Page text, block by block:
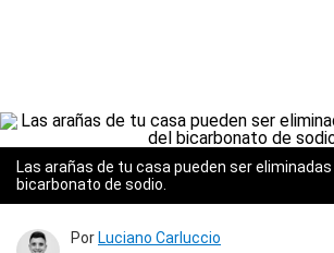
Las arañas de tu casa pueden ser
bicarbonato de sodio.
Por Luciano Carluccio